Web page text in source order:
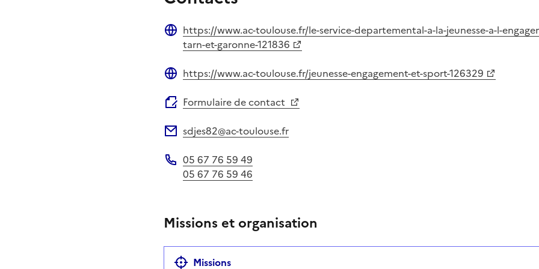
Site web
https://www.ac-toulouse.fr/le-service-departemental-a-la-jeunesse-a-l-
tarn-et-garonne-121836
https://www.ac-toulouse.fr/jeunesse-engagement-et-sport-126329
Formulaire de contact
sdjes82@ac-toulouse.fr
Téléphone
05 67 76 59 49
05 67 76 59 46
Missions et organisation
Missions